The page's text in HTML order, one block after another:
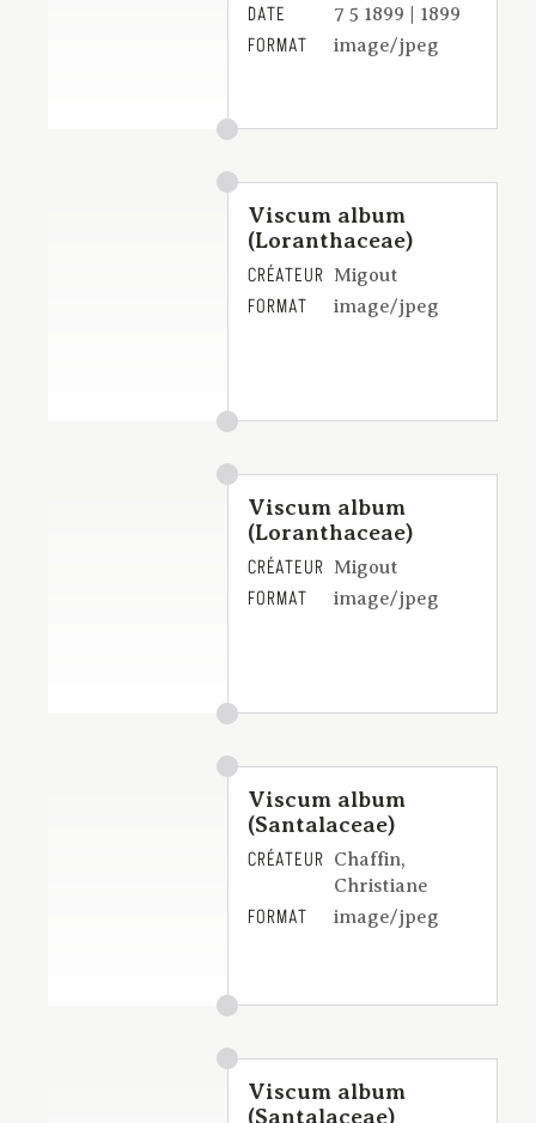
DATE 7 5 1899 | 1899
FORMAT image/jpeg
Viscum album
(Loranthaceae)
CRÉATEUR Migout
FORMAT image/jpeg
Viscum album
(Loranthaceae)
CRÉATEUR Migout
FORMAT image/jpeg
Viscum album
(Santalaceae)
CRÉATEUR Chaffin,
Christiane
FORMAT image/jpeg
Viscum album
(Santalaceae)